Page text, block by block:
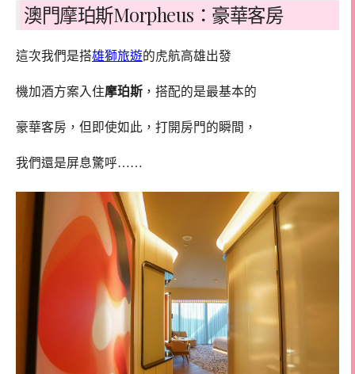
澳門摩珀斯Morpheus：豪華客房
這次我們是搭雄獅旅遊的虎航高雄出發
機加酒方案入住摩珀斯 ，搭配的是最基本的
豪華客房，但即使如此，打開房門的瞬間，
我們還是屏息驚呼……